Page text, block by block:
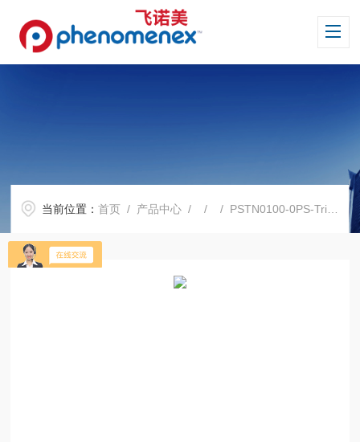
当前位置：首页 / 产品中心 / / / PSTN0100-0PS-Triamine净化填料